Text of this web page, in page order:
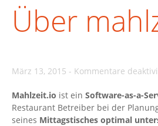
Über
März 13, 2015 - Kommentare
Mahlzeit.io ist ein Software-as-a-
Restaurant Betreiber bei der
seines Mittagstisches optimal